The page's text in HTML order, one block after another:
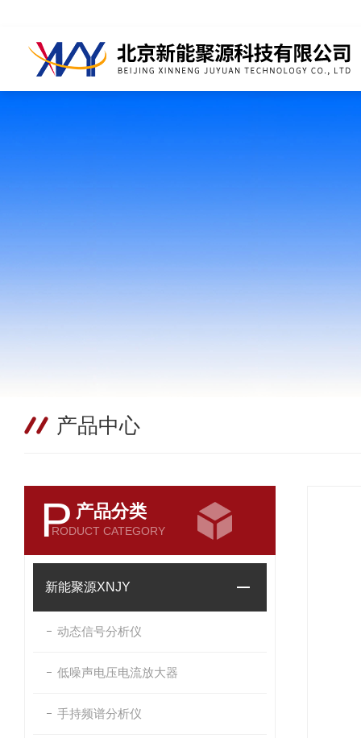
产品中心
P 产品分类
RODUCT CATEGORY
新能聚源XNJY
动态信号分析仪
低噪声电压电流放大器
手持频谱分析仪